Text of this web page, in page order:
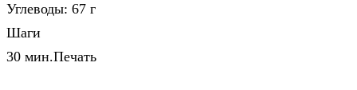
Углеводы: 67 г
Шаги
30 мин.Печать